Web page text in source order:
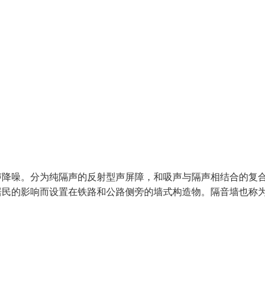
噪。分为纯隔声的反射型声屏障，和吸声与隔声相结合的复
的影响而设置在铁路和公路侧旁的墙式构造物。隔音墙也称